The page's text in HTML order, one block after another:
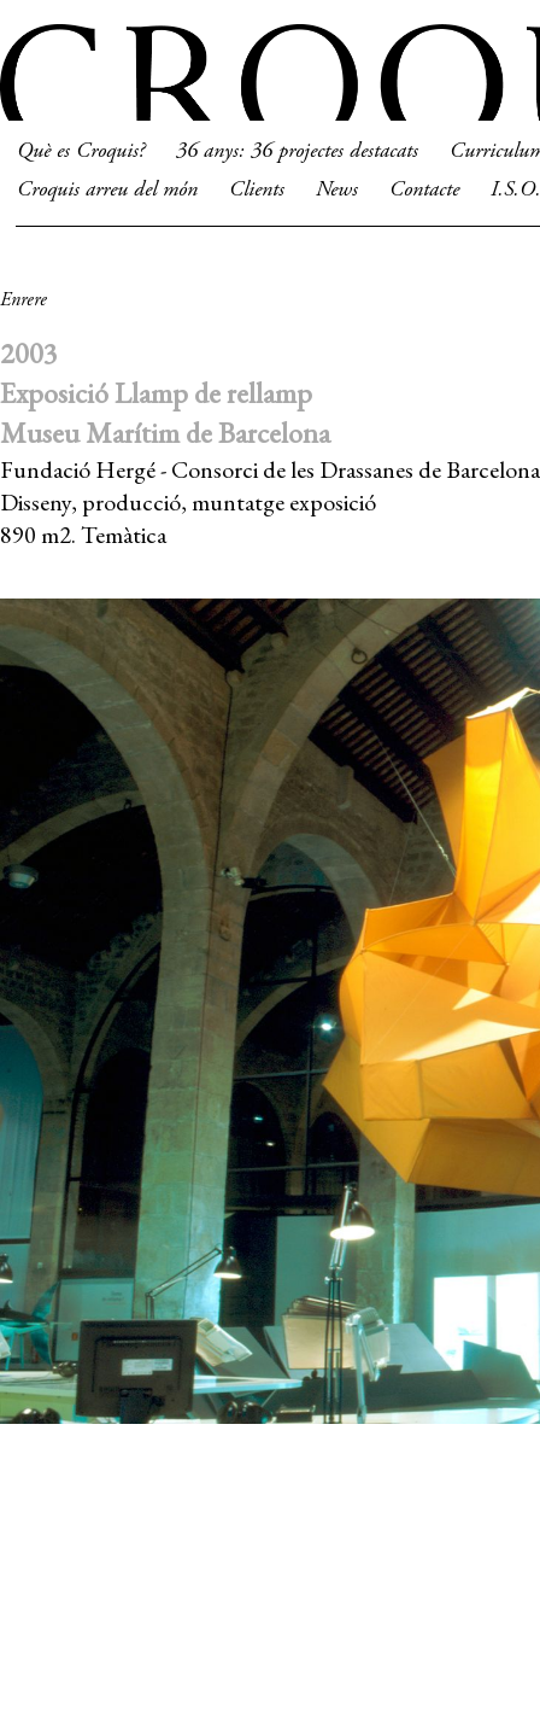
Què es Croquis? 36 anys: 36 projectes destacats
Croquis arreu del món
Clients News Contacte
Enrere
2003
Exposició Llamp de rellamp
Museu Marítim de Barcelona
Fundació Hergé - Consorci de les Drassanes de Barcelona
Disseny, producció, muntatge exposició
890 m2. Temàtica